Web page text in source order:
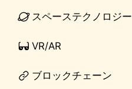
スペーステクノロジー
VR/AR
ブロックチェーン